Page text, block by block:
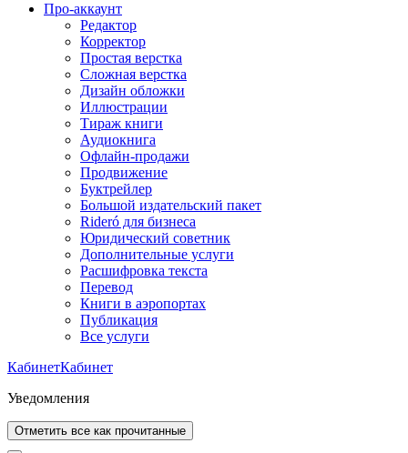
Про-аккаунт
Редактор
Корректор
Простая верстка
Сложная верстка
Дизайн обложки
Иллюстрации
Тираж книги
Аудиокнига
Офлайн-продажи
Продвижение
Буктрейлер
Большой издательский пакет
Rideró для бизнеса
Юридический советник
Дополнительные услуги
Расшифровка текста
Перевод
Книги в аэропортах
Публикация
Все услуги
КабинетКабинет
Уведомления
Отметить все как прочитанные